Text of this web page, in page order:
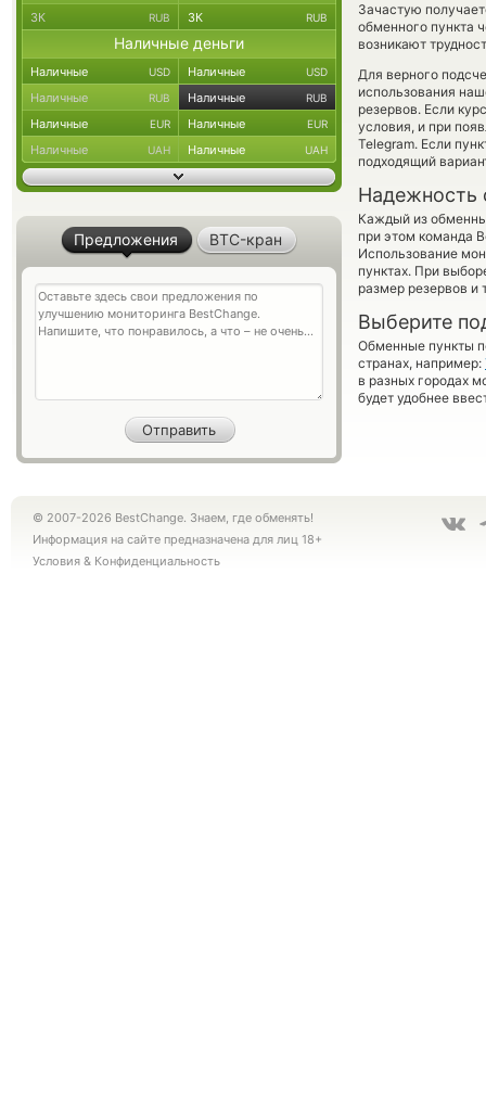
Зачастую
обменного пункта
возникают
Для верного
использования
резервов. Если
условия, и при
Telegram. Если
подходящий
Надежность
Каждый из
при этом команда
Использование
пунктах. При
размер резервов и
Выберите
Обменные пункты
странах, например:
в разных городах
будет удобнее
ЗК RUB ЗК RUB
Наличные деньги
Наличные USD Наличные USD
Наличные RUB Наличные RUB
Наличные EUR Наличные EUR
Наличные UAH Наличные UAH
Предложения BTC-кран
© 2007-2026 BestChange. Знаем, где обменять!
Информация на сайте предназначена для лиц 18+
Условия & Конфиденциальность